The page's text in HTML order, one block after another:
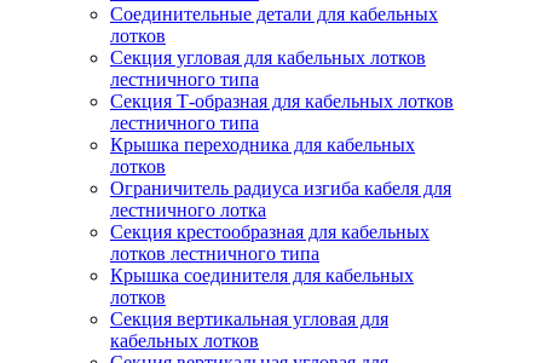
Соединительные детали для кабельных
лотков
Секция угловая для кабельных лотков
лестничного типа
Секция Т-образная для кабельных лотков
лестничного типа
Крышка переходника для кабельных
лотков
Ограничитель радиуса изгиба кабеля для
лестничного лотка
Секция крестообразная для кабельных
лотков лестничного типа
Крышка соединителя для кабельных
лотков
Секция вертикальная угловая для
кабельных лотков